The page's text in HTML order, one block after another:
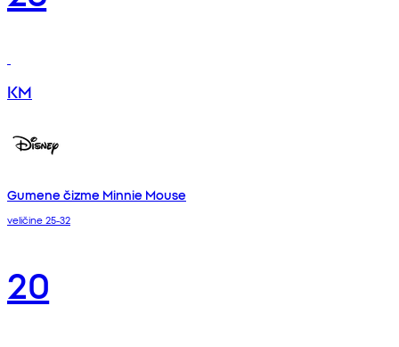
KM
Gumene čizme Minnie Mouse
veličine 25-32
20